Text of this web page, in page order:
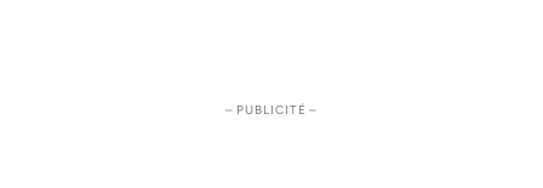
– PUBLICITÉ –